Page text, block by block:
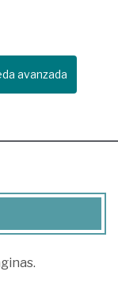
avanzada